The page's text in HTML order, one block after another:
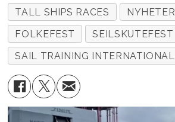
TALL SHIPS RACES
NYHETER
FOLKEFEST
SEILSKUTEFEST
SAIL TRAINING INTERNATIONAL